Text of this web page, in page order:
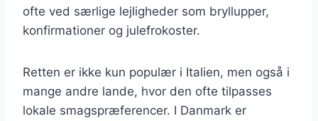
ofte ved særlige lejligheder som bryllupper,
konfirmationer og julefrokoster.
Retten er ikke kun populær i Italien, men også i
mange andre lande, hvor den ofte tilpasses
lokale smagspræferencer. I Danmark er